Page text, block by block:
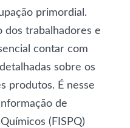
primordial.
dos trabalhadores e
contar com
sobre os
produtos. É nesse
de
(FISPQ)